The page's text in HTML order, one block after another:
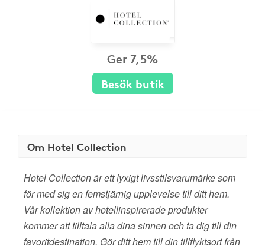
Ger 7,5%
Besök butik
Om Hotel Collection
Hotel Collection är ett lyxigt livsstilsvarumärke som
för med sig en femstjärnig upplevelse till ditt hem.
Vår kollektion av hotellinspirerade produkter
kommer att tilltala alla dina sinnen och ta dig till din
favoritdestination. Gör ditt hem till din tillflyktsort från